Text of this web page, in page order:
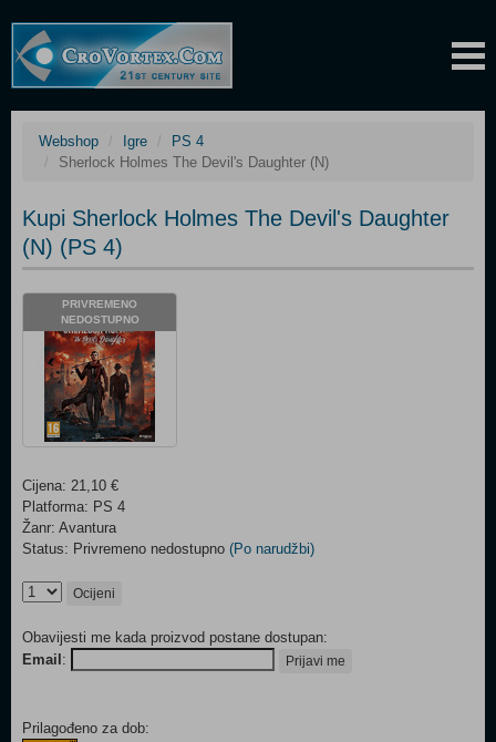
Webshop Igre
PS 4
Sherlock Holmes The Devil's Daughter (N)
Kupi Sherlock Holmes The Devil's Daughter
(N) (PS 4)
PRIVREMENO
NEDOSTUPNO
Cijena: 21,10 €
Platforma: PS 4
Žanr: Avantura
Status: Privremeno nedostupno (Po narudžbi)
Ocijeni
Obavijesti me kada proizvod postane dostupan:
Email : Prijavi me
Prilagođeno za dob: